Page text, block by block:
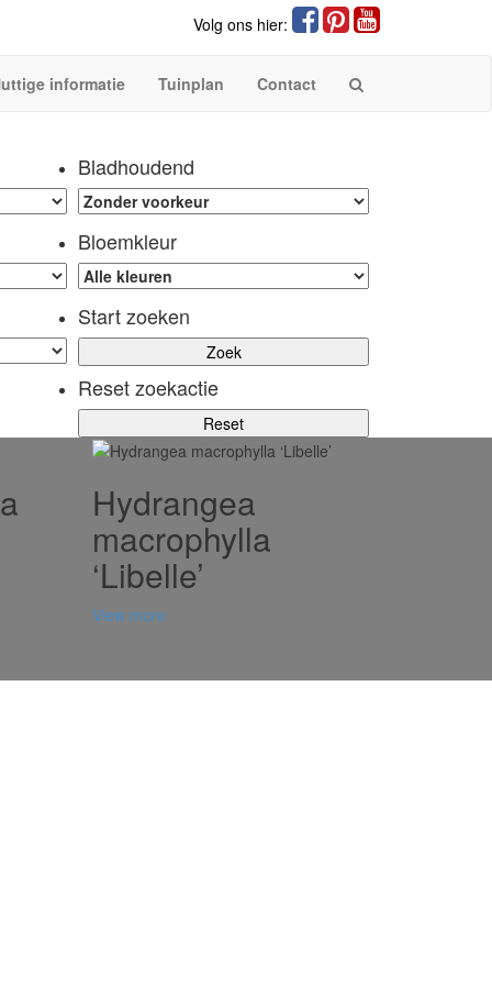
Volg ons hier:
informatie Tuinplan Contact
Bladhoudend
Bloemkleur
Start zoeken
Reset zoekactie
Hydrangea
macrophylla
‘Libelle’
View more